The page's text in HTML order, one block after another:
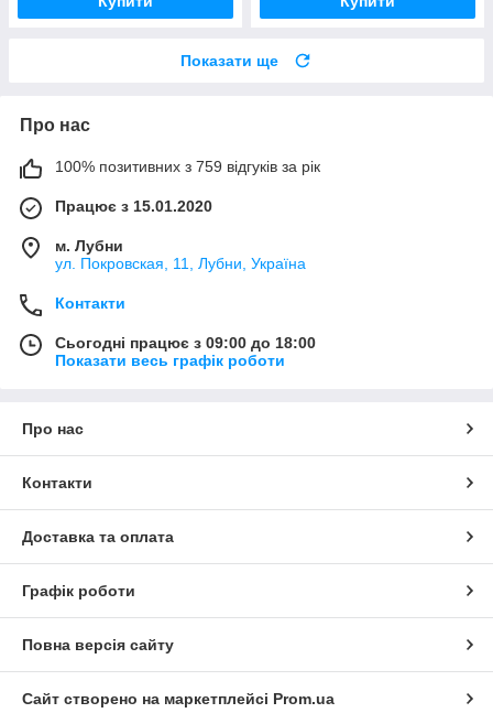
Показати ще
Про нас
100% позитивних з 759 відгуків за рік
Працює з 15.01.2020
м. Лубни
ул. Покровская, 11, Лубни, Україна
Контакти
Сьогодні працює з 09:00 до 18:00
Показати весь графік роботи
Про нас
Контакти
Доставка та оплата
Графік роботи
Повна версія сайту
Сайт створено на маркетплейсі Prom.ua